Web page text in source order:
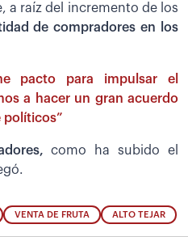
a raíz del incremento de los
de compradores en los
pacto para impulsar el
a hacer un gran acuerdo
políticos”
como ha subido el
VENTA DE FRUTA ALTO TEJAR